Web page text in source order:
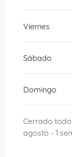
DEL12
Viernes
Sábado
Domingo
Cerrado
agosto - 1